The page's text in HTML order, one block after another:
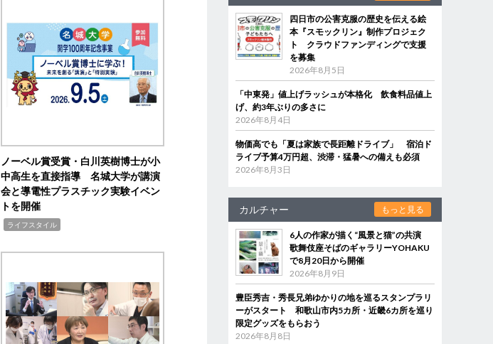
ノーベル賞受賞・白川英樹博士が小
中高生を直接指導 名城大学が講演
会と導電性プラスチック実験イベン
トを開催
ライフスタイル
四日市の公害克服の歴史を伝える絵
本『スモックリン』制作プロジェク
ト クラウドファンディングで支援
を募集
2026年8月5日
「中東発」値上げラッシュが本格化 飲食料品値上
げ、約3年ぶりの多さに
2026年8月4日
物価高でも「夏は家族で長距離ドライブ」 宿泊ド
ライブ予算4万円超、渋滞・猛暑への備えも必須
2026年8月3日
カルチャー もっと見る
6人の作家が描く“風景と猫”の共演
歌舞伎座そばのギャラリーYOHAKU
で8月20日から開催
2026年8月9日
豊臣秀吉・秀長兄弟ゆかりの地を巡るスタンプラリ
ーがスタート 和歌山市内5カ所・近畿6カ所を巡り
限定グッズをもらおう
2026年8月8日